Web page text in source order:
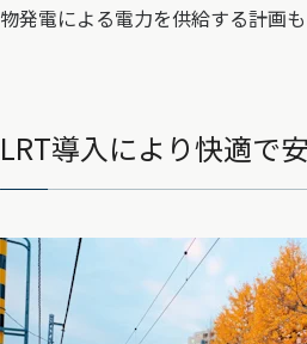
物発電による電力を供給する計画
LRT導入により快適で